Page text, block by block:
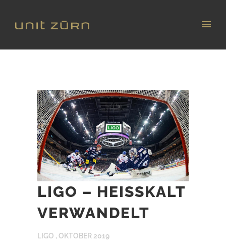
LIGO – HEISSKALT V
ERWANDELT
LIGO , OKTOBER 2019